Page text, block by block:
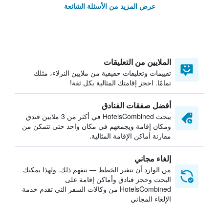
عرض المزيد من الأسئلة الشائعة
الملايين من التعليقات
تقييمات وتعليقات حقيقية من ملايين النزلاء، مثلك
تمامًا. احجز إقامتك المثالية بكل ثقة!
أفضل صفقات الفنادق
يبحث HotelsCombined في أكثر من 3 ملايين فندق
ومكان إقامة ويجمعهم في مكان واحد حتى تتمكن من
مقارنة أماكن الإقامة المثالية.
إلغاء مجاني
من الوارد أن تتغير الخطط — نتفهم ذلك. ولهذا يمكنك
البحث وحجز فنادق وأماكن إقامة على
HotelsCombined من وكالات السفر التي تقدم خدمة
الإلغاء المجاني